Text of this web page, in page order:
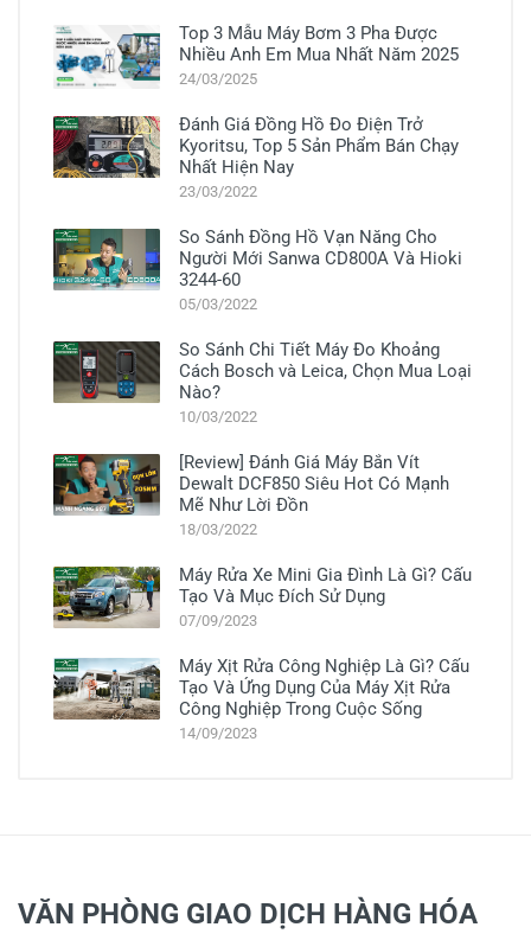
Top 3 Mẫu Máy Bơm 3 Pha Được
Nhiều Anh Em Mua Nhất Năm 2025
24/03/2025
Đánh Giá Đồng Hồ Đo Điện Trở
Kyoritsu, Top 5 Sản Phẩm Bán Chạy
Nhất Hiện Nay
23/03/2022
So Sánh Đồng Hồ Vạn Năng Cho
Người Mới Sanwa CD800A Và Hioki
3244-60
05/03/2022
So Sánh Chi Tiết Máy Đo Khoảng
Cách Bosch và Leica, Chọn Mua Loại
Nào?
10/03/2022
[Review] Đánh Giá Máy Bắn Vít
Dewalt DCF850 Siêu Hot Có Mạnh
Mẽ Như Lời Đồn
18/03/2022
Máy Rửa Xe Mini Gia Đình Là Gì? Cấu
Tạo Và Mục Đích Sử Dụng
07/09/2023
Máy Xịt Rửa Công Nghiệp Là Gì? Cấu
Tạo Và Ứng Dụng Của Máy Xịt Rửa
Công Nghiệp Trong Cuộc Sống
14/09/2023
VĂN PHÒNG GIAO DỊCH HÀNG HÓA